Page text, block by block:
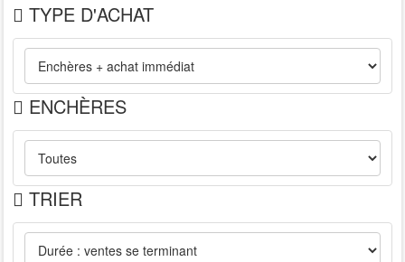
TYPE D'ACHAT
ENCHÈRES
TRIER